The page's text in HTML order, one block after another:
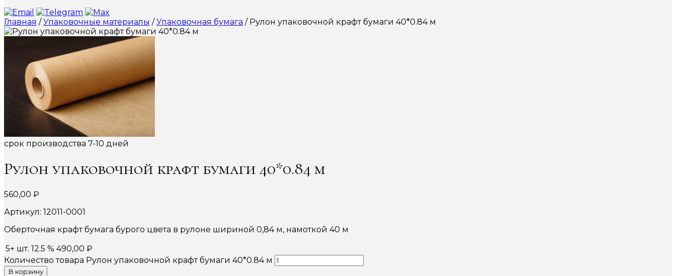
Главная /Упаковочные материалы /Упаковочная бумага / Рулон упаковочной крафт бумаги 40*0.84 м
срок производства 7-10 дней
Рулон упаковочной крафт бумаги 40*0.84 м
560,00 ₽
Артикул: 12011-0001
Оберточная крафт бумага бурого цвета в рулоне шириной 0,84 м, намоткой 40 м
5+ шт. 12.5 % 490,00 ₽
Количество товара Рулон упаковочной крафт бумаги 40*0.84 м
В корзину